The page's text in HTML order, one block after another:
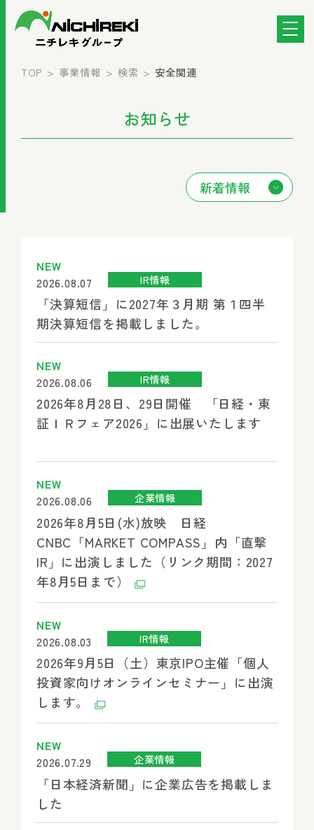
TOP 事業情報 検索 安全関連
お知らせ
情報カテゴリー選択
NEW
2026.08.07
IR情報
「決算短信」に2027年３月期 第１四半
期決算短信を掲載しました。
NEW
2026.08.06
IR情報
2026年8月28日、29日開催 「日経・東
証ＩＲフェア2026」に出展いたします
NEW
2026.08.06
企業情報
2026年8月5日(水)放映 日経
CNBC「MARKET COMPASS」内「直撃
IR」に出演しました（リンク期間：2027
年8月5日まで）
NEW
2026.08.03
IR情報
2026年9月5日（土）東京IPO主催「個人
投資家向けオンラインセミナー」に出演
します。
NEW
2026.07.29
企業情報
「日本経済新聞」に企業広告を掲載しま
した